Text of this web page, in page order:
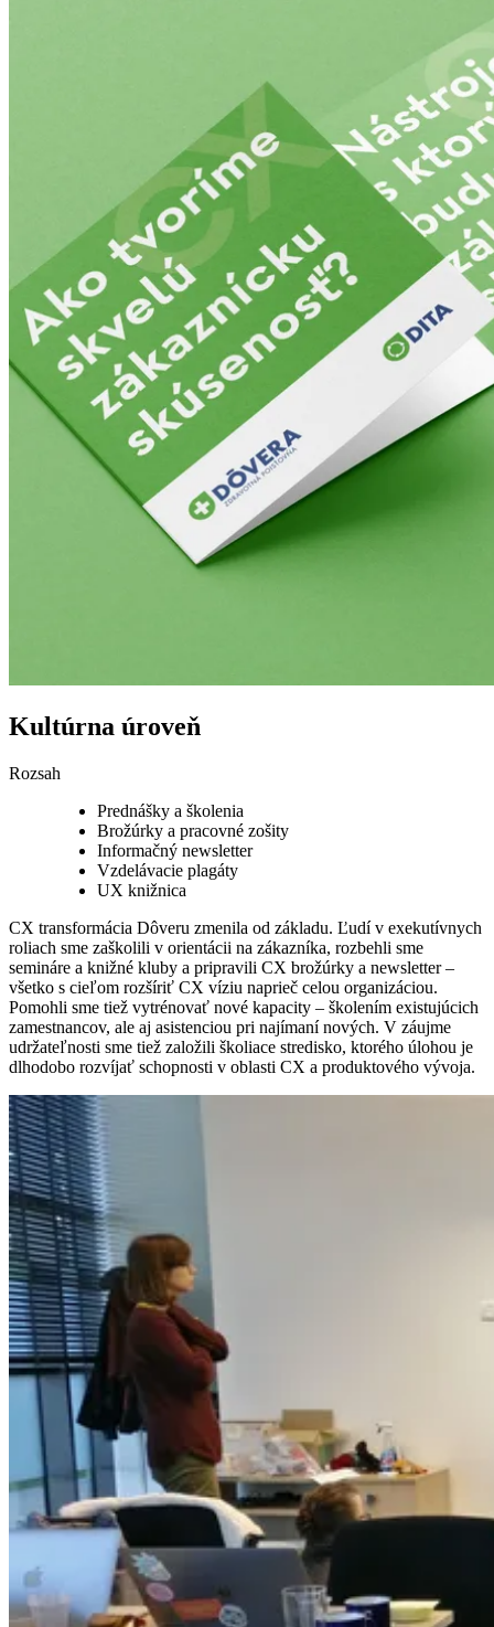
Kultúrna úroveň
Rozsah
Prednášky a školenia
Brožúrky a pracovné zošity
Informačný newsletter
Vzdelávacie plagáty
UX knižnica
CX transformácia Dôveru zmenila od základu. Ľudí v exekutívnych
roliach sme zaškolili v orientácii na zákazníka, rozbehli sme
semináre a knižné kluby a pripravili CX brožúrky a newsletter –
všetko s cieľom rozšíriť CX víziu naprieč celou organizáciou.
Pomohli sme tiež vytrénovať nové kapacity – školením existujúcich
zamestnancov, ale aj asistenciou pri najímaní nových. V záujme
udržateľnosti sme tiež založili školiace stredisko, ktorého úlohou je
dlhodobo rozvíjať schopnosti v oblasti CX a produktového vývoja.